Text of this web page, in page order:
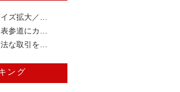
ズ拡大／…
参道にカ…
な取引を…
ング